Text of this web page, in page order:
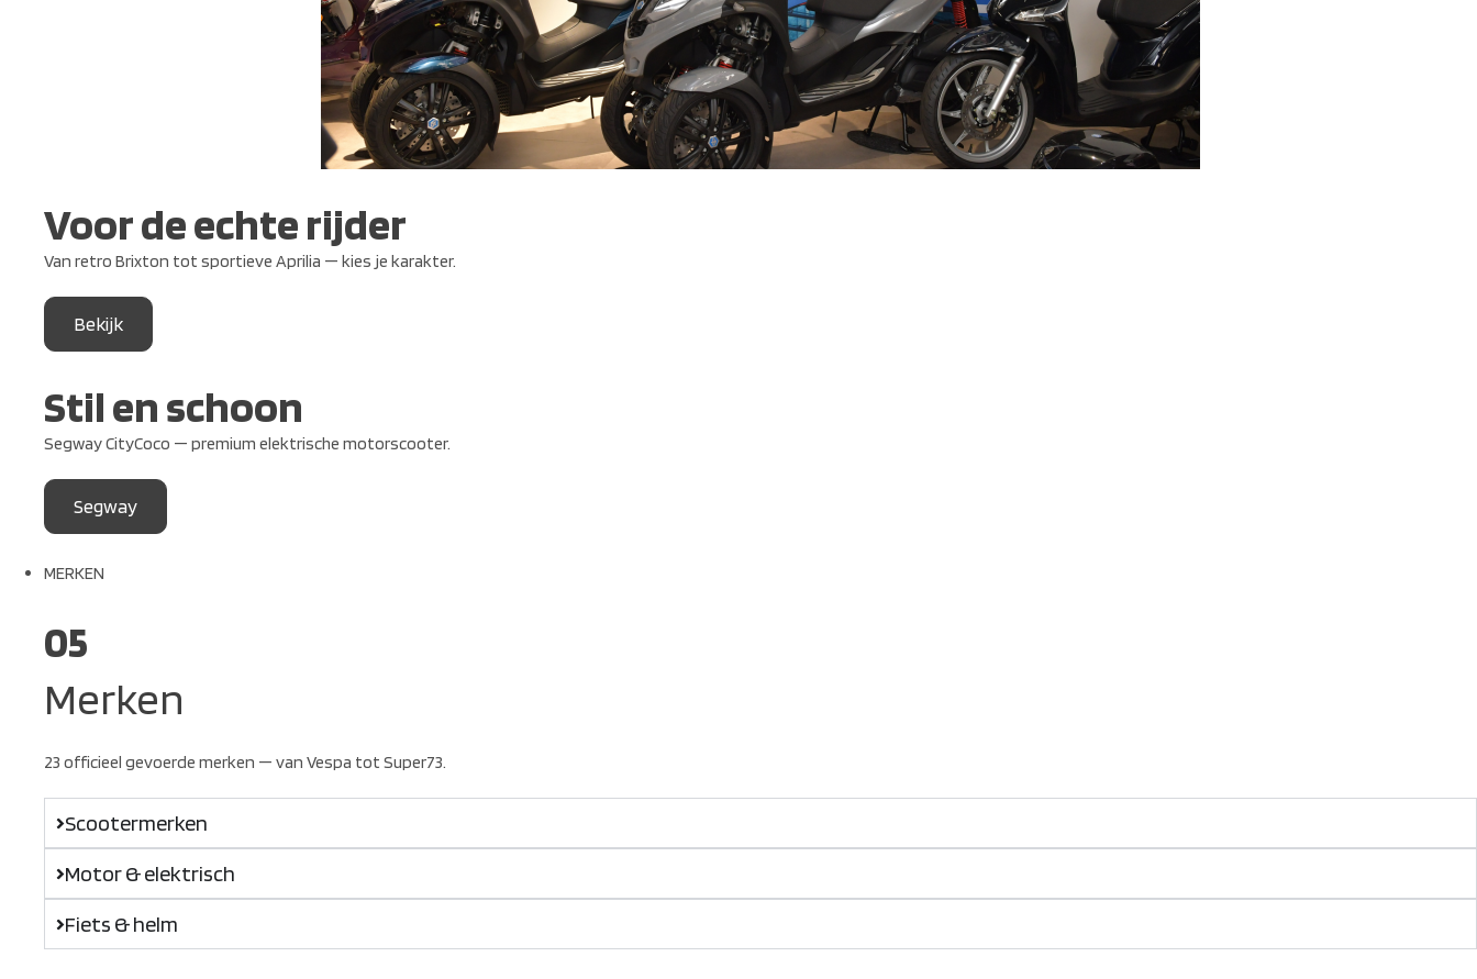
Voor de echte rijder
Van retro Brixton tot sportieve Aprilia — kies je karakter.
Bekijk
Stil en schoon
Segway CityCoco — premium elektrische motorscooter.
Segway
MERKEN
05
Merken
23 officieel gevoerde merken — van Vespa tot Super73.
Scootermerken
Motor & elektrisch
Fiets & helm